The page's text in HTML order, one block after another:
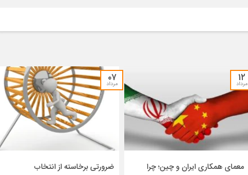
۱۲
مرداد
معمای همکاری ایران و چین؛ چرا
۰۷
مرداد
ضرورتی برخاسته از انتخاب